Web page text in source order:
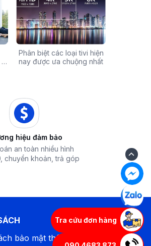
Tra cứu đơn hàng
Tivi sale khủng đến 60%:
Cơ hội sở hữu chiếc tivi
50% - Cơ hội
Phân biệt các loại tivi hiện
nay được ưa chuộng nhất
hiệu đảm bảo
an toàn nhiều hình
chuyển khoản, trả góp
bảo mật thông tin